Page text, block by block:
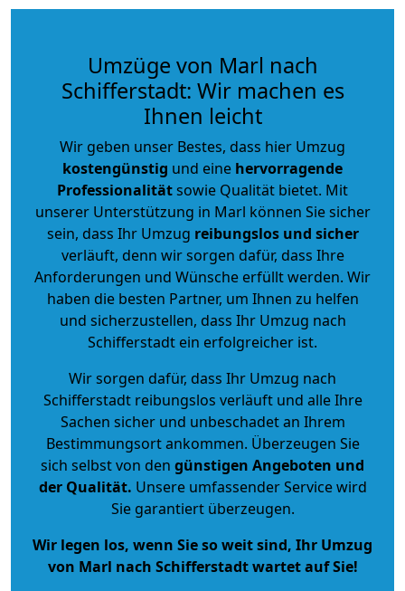
Umzüge von Marl nach
Schifferstadt: Wir machen es
Ihnen leicht
Wir geben unser Bestes, dass hier Umzug
kostengünstig und eine hervorragende
Professionalitätsowie Qualität bietet. Mit
unserer Unterstützung in Marl können Sie sicher
sein, dass Ihr Umzug reibungslos und sicher
verläuft, denn wir sorgen dafür, dass Ihre
Anforderungen und Wünsche erfüllt werden. Wir
haben die besten Partner, um Ihnen zu helfen
und sicherzustellen, dass Ihr Umzug nach
Schifferstadt ein erfolgreicher ist.
Wir sorgen dafür, dass Ihr Umzug nach
Schifferstadt reibungslos verläuft und alle Ihre
Sachen sicher und unbeschadet an Ihrem
Bestimmungsort ankommen. Überzeugen Sie
sich selbst von den günstigen Angeboten und
der Qualität. Unsere umfassender Service wird
Sie garantiert überzeugen.
Wir legen los, wenn Sie so weit sind, Ihr Umzug
von Marl nach Schifferstadt wartet auf Sie!